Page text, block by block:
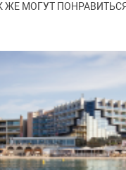
ЖЕ МОГУТ ПОНРАВИТЬСЯ